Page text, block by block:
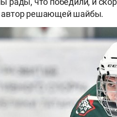
автор решающей шайбы.